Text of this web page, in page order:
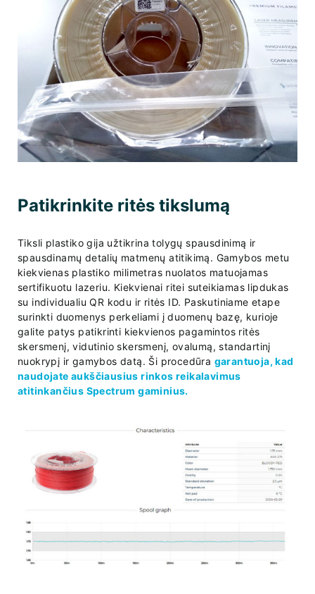
Patikrinkite ritės tikslumą
Tiksli plastiko gija užtikrina tolygų spausdinimą ir
spausdinamų detalių matmenų atitikimą. Gamybos metu
kiekvienas plastiko milimetras nuolatos matuojamas
sertifikuotu lazeriu. Kiekvienai ritei suteikiamas lipdukas
su individualiu QR kodu ir ritės ID. Paskutiniame etape
surinkti duomenys perkeliami į duomenų bazę, kurioje
galite patys patikrinti kiekvienos pagamintos ritės
skersmenį, vidutinio skersmenį, ovalumą, standartinį
nuokrypį ir gamybos datą. Ši procedūra garantuoja, kad
naudojate aukščiausius rinkos reikalavimus
atitinkančius Spectrum gaminius.